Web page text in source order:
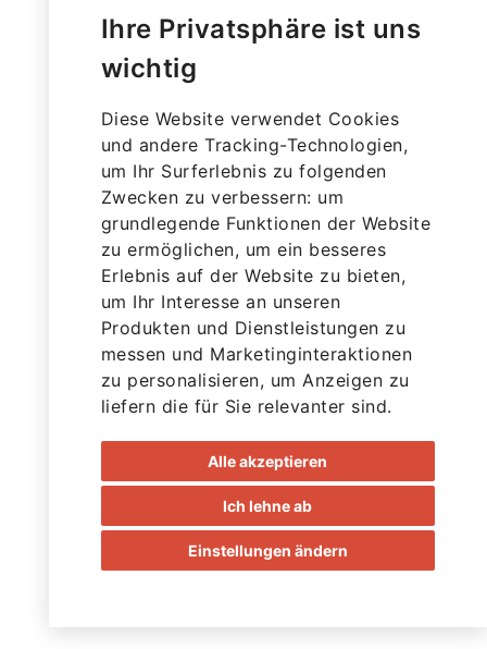
Ihre Privatsphäre ist uns
wichtig
Diese Website verwendet Cookies
und andere Tracking-Technologien,
um Ihr Surferlebnis zu folgenden
Zwecken zu verbessern: um
grundlegende Funktionen der Website
zu ermöglichen, um ein besseres
Erlebnis auf der Website zu bieten,
um Ihr Interesse an unseren
Produkten und Dienstleistungen zu
messen und Marketinginteraktionen
zu personalisieren, um Anzeigen zu
liefern die für Sie relevanter sind.
Alle akzeptieren
Ich lehne ab
Einstellungen ändern